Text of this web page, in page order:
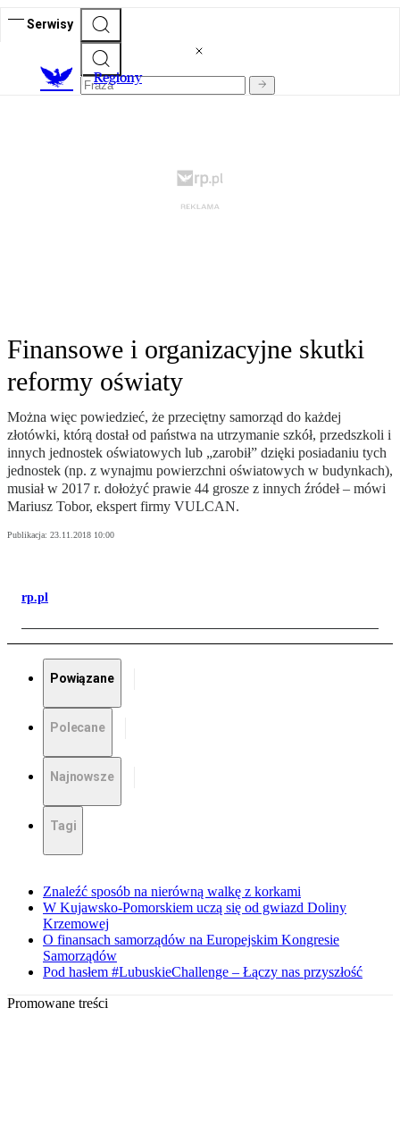
Serwisy
Regiony
Finansowe i organizacyjne skutki
reformy oświaty
Można więc powiedzieć, że przeciętny samorząd do każdej
złotówki, którą dostał od państwa na utrzymanie szkół, przedszkoli i
innych jednostek oświatowych lub „zarobił” dzięki posiadaniu tych
jednostek (np. z wynajmu powierzchni oświatowych w budynkach),
musiał w 2017 r. dołożyć prawie 44 grosze z innych źródeł – mówi
Mariusz Tobor, ekspert firmy VULCAN.
Publikacja: 23.11.2018 10:00
rp.pl
Powiązane
Polecane
Najnowsze
Tagi
Znaleźć sposób na nierówną walkę z korkami
W Kujawsko-Pomorskiem uczą się od gwiazd Doliny
Krzemowej
O finansach samorządów na Europejskim Kongresie
Samorządów
Pod hasłem #LubuskieChallenge – Łączy nas przyszłość
Promowane treści